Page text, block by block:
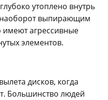
утоплено внутрь
наоборот выпирающим
имеют агрессивные
элементов.
дисков, когда
Большинство людей